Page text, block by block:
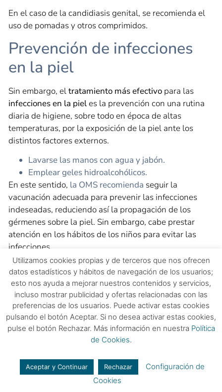
En el caso de la candidiasis genital, se recomienda el
uso de pomadas y otros comprimidos.
Prevención de infecciones
en la piel
Sin embargo, eltratamiento más efectivo para las
infecciones en la pieles la prevención con una rutina
diaria de higiene, sobre todo en época de altas
temperaturas, por la exposición de la piel ante los
distintos factores externos.
Lavarse las manos con agua y jabón.
Emplear geles hidroalcohólicos.
En este sentido, la OMS recomienda seguir la
vacunación adecuada para prevenir las infecciones
indeseadas, reduciendo así la propagación de los
gérmenes sobre la piel. Sin embargo, cabe prestar
atención en los hábitos de los niños para evitar las
infecciones.
Entre estos hábitos higiénicos, es recomendable
asegurarse del correcto lavado y secado de pies para
evitar la aparición de hongos, así como la hidratación
en aquellas zonas que tienden a agrietarse con mayor
frecuencia.
El verano es cuando suelen surgir las mayores
la exposición de la piel a los diferentes agentes
externos como el cambio de temperaturas, por lo que
tanto en niños como en adultos cabe prestar atención
Utilizamos cookies propias y de terceros que nos ofrecen
datos estadísticos y hábitos de navegación de los usuarios;
esto nos ayuda a mejorar nuestros contenidos y servicios,
incluso mostrar publicidad y ofertas relacionadas con las
preferencias de los usuarios. Puede activar estas cookies
pulsando el botón Aceptar. Si no desea activar estas cookies,
pulse el botón Rechazar. Más información en nuestra Política
de Cookies.
Aceptar y Continuar Rechazar
Configuración de
Cookies